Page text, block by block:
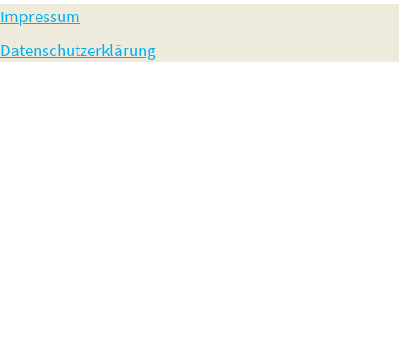
Impressum
Datenschutzerklärung